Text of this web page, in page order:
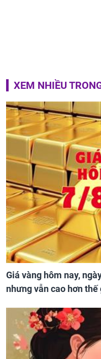
XEM NHIỀU
Giá vàng hôm nay,
nhưng vẫn cao hơn